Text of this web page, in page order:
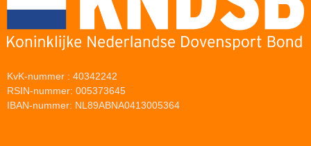
KvK-nummer : 40342242
RSIN-nummer: 005373645
IBAN-nummer: NL89ABNA0413005364